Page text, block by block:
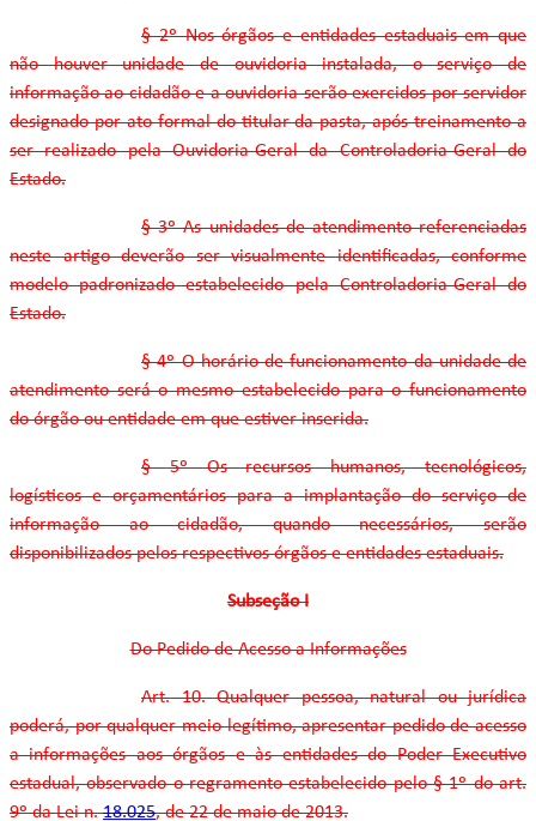
§ 2º Nos órgãos e entidades estaduais em que
não houver unidade de ouvidoria instalada, o serviço de
informação ao cidadão e a ouvidoria serão exercidos por servidor
designado por ato formal do titular da pasta, após treinamento a
ser realizado pela Ouvidoria-Geral da Controladoria-Geral do
Estado.
§ 3º As unidades de atendimento referenciadas
neste artigo deverão ser visualmente identificadas, conforme
modelo padronizado estabelecido pela Controladoria-Geral do
Estado.
§ 4º O horário de funcionamento da unidade de
atendimento será o mesmo estabelecido para o funcionamento
do órgão ou entidade em que estiver inserida.
§ 5º Os recursos humanos, tecnológicos,
logísticos e orçamentários para a implantação do serviço de
informação ao cidadão, quando necessários, serão
disponibilizados pelos respectivos órgãos e entidades estaduais.
Subseção I
Do Pedido de Acesso a Informações
Art. 10. Qualquer pessoa, natural ou jurídica
poderá, por qualquer meio legítimo, apresentar pedido de acesso
a informações aos órgãos e às entidades do Poder Executivo
estadual, observado o regramento estabelecido pelo § 1º do art.
9º da Lei n.18.025, de 22 de maio de 2013.